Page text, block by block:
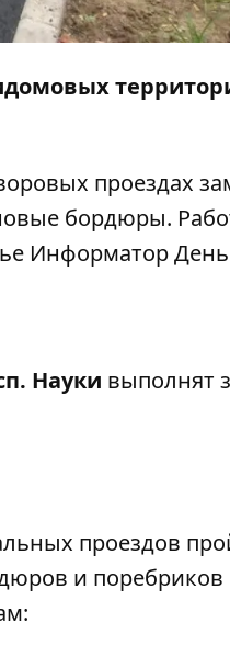
проездах
бордюры.
Информатор
Науки выполнят
проездов
и поребриков